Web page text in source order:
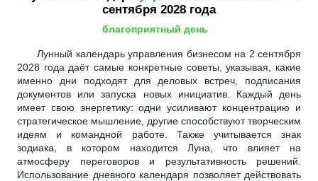
сентября 2028 года
благоприятный день
Лунный календарь управления бизнесом на 2 сентября
2028 года даёт самые конкретные советы, указывая, какие
именно дни подходят для деловых встреч, подписания
документов или запуска новых инициатив. Каждый день
имеет свою энергетику: одни усиливают концентрацию и
стратегическое мышление, другие способствуют творческим
идеям и командной работе. Также учитывается знак
зодиака, в котором находится Луна, что влияет на
атмосферу переговоров и результативность решений.
Использование дневного календаря позволяет действовать